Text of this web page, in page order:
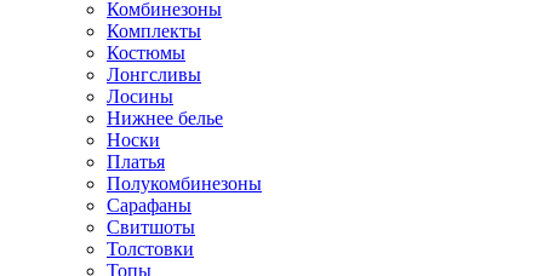
Комбинезоны
Комплекты
Костюмы
Лонгсливы
Лосины
Нижнее белье
Носки
Платья
Полукомбинезоны
Сарафаны
Свитшоты
Толстовки
Топы